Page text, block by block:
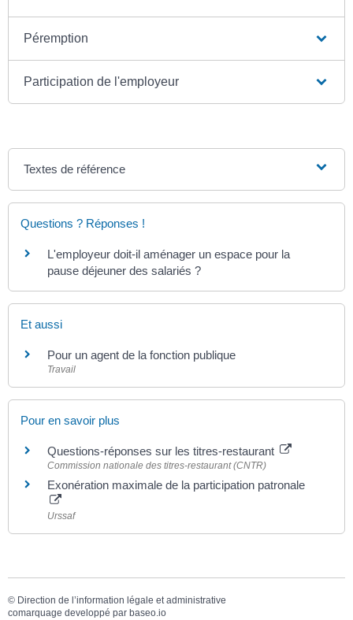
Péremption
Participation de l'employeur
Textes de référence
Questions ? Réponses !
L'employeur doit-il aménager un espace pour la
pause déjeuner des salariés ?
Et aussi
Pour un agent de la fonction publique
Travail
Pour en savoir plus
Questions-réponses sur les titres-restaurant
Commission nationale des titres-restaurant (CNTR)
Exonération maximale de la participation patronale
Urssaf
© Direction de l’information légale et administrative
comarquage developpé par baseo.io